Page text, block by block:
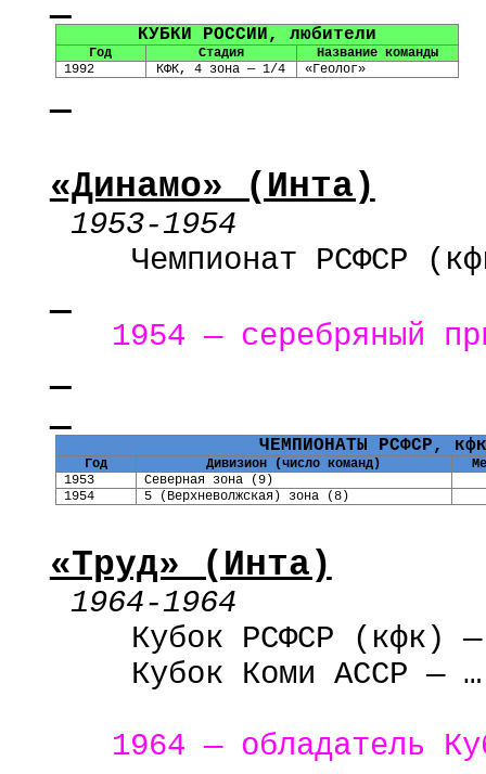
КУБКИ РОССИИ, любители
Год Стадия
Название команды
1992
КФК, 4 зона — 1/4 «Геолог»
«Динамо» (Инта)
1953-1954
Чемпионат РСФСР (
1954 — серебряный
ЧЕМПИОНАТЫ РСФСР,
Год Дивизион (число команд)
1953
Северная зона (9)
1954
5 (Верхневолжская) зона (8)
«Труд» (Инта)
1964-1964
Кубок РСФСР ( кфк)
Кубок Коми АССР —
1964 — обладатель